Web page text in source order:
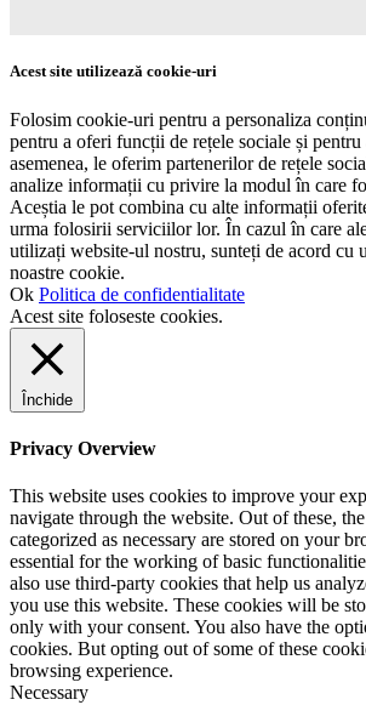
Acest site utilizează cookie-uri
Folosim cookie-uri pentru a personaliza
pentru a oferi funcții de rețele sociale și
asemenea, le oferim partenerilor de rețele
analize informații cu privire la modul în care
Aceștia le pot combina cu alte informații
urma folosirii serviciilor lor. În cazul în care
utilizați website-ul nostru, sunteți de acord cu
noastre cookie.
Ok Politica de confidentialitate
Acest site foloseste cookies.
Închide
Privacy Overview
This website uses cookies to improve your
navigate through the website. Out of these,
categorized as necessary are stored on your
essential for the working of basic
also use third-party cookies that help us
you use this website. These cookies will be
only with your consent. You also have the
cookies. But opting out of some of these
browsing experience.
Necessary